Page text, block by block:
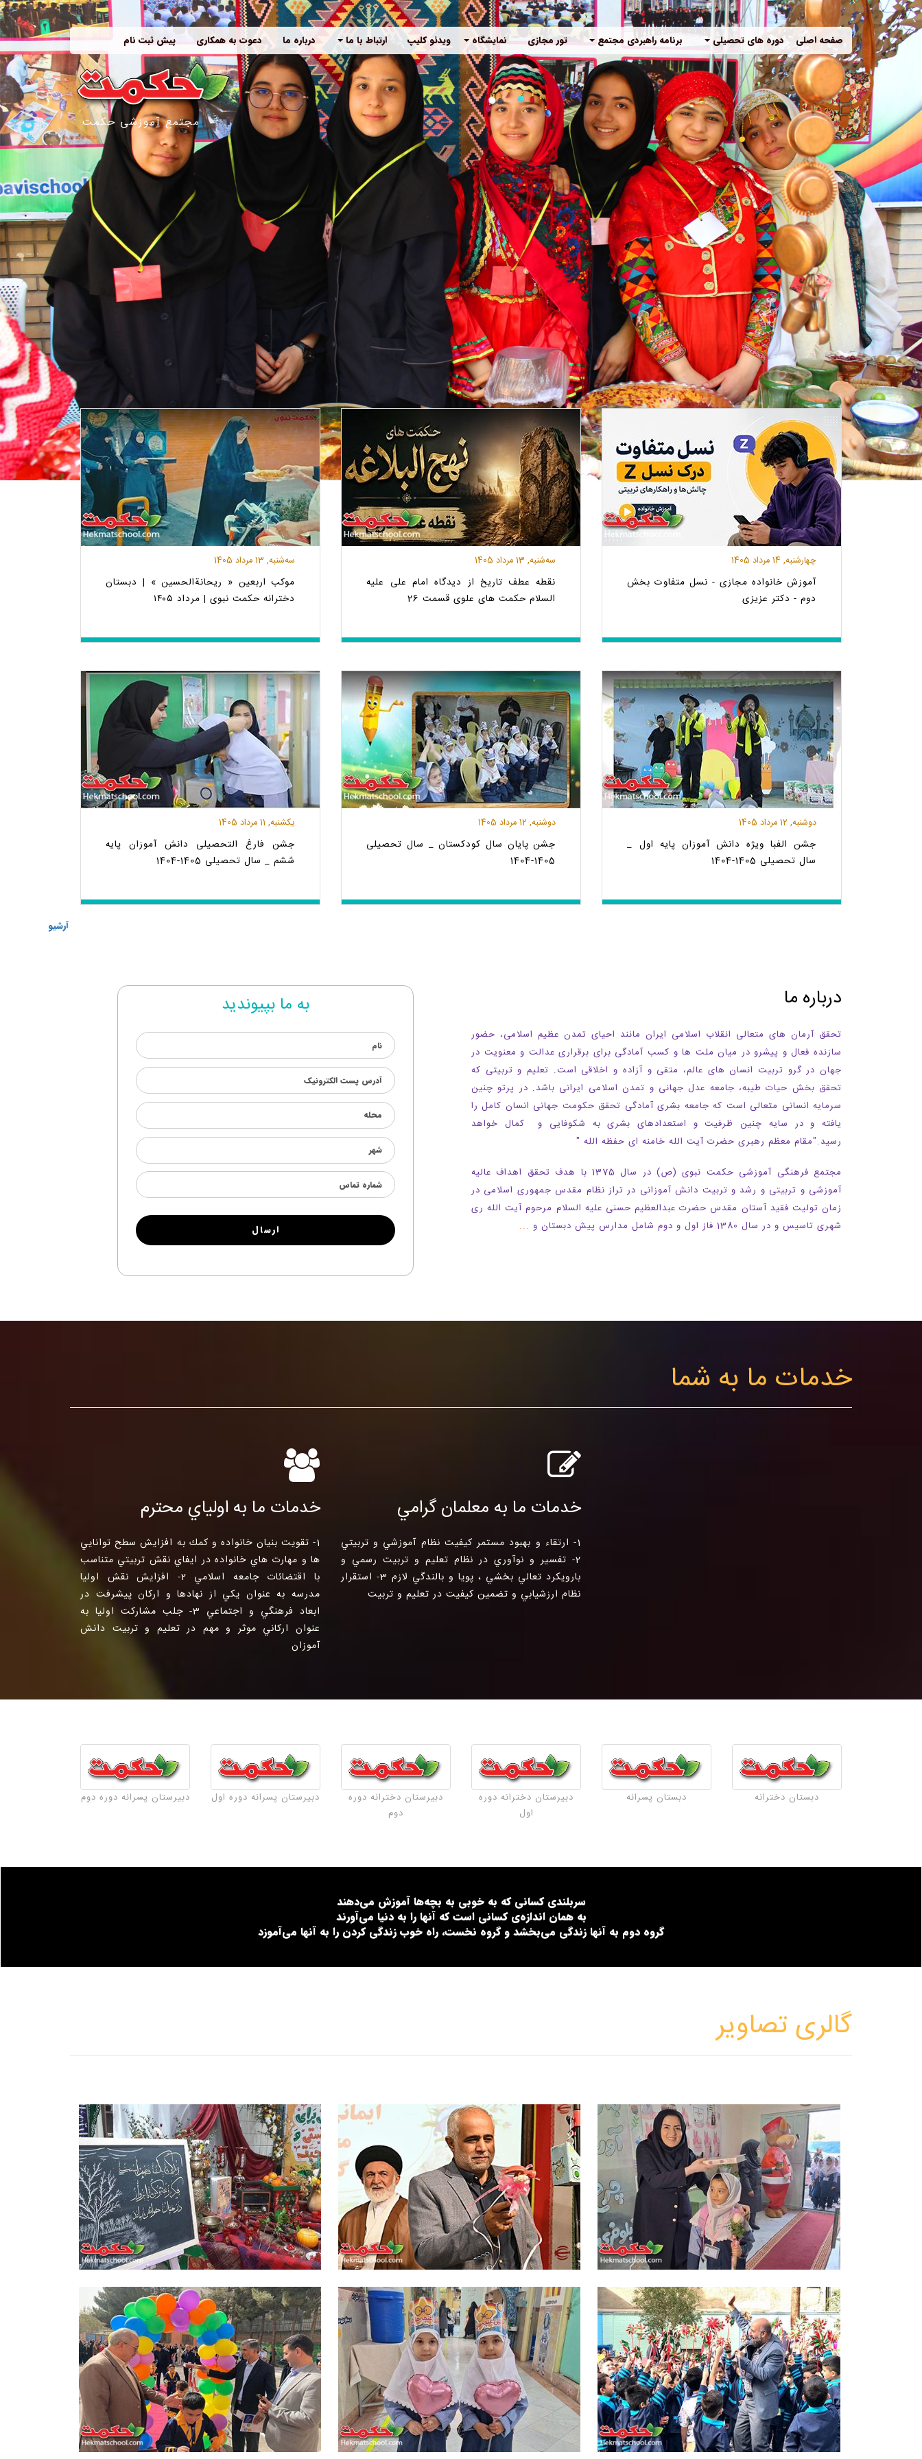
مجتمع آموزشی حکمت
صفحه اصلی دوره های تحصیلی برنامه راهبردی مجتمع تور مجازی نمایشگاه ویدئو کلیپ ارتباط با ما درباره ما دعوت به همکاری پیش ثبت نام
چهارشنبه, 14 مرداد 1405
آموزش خانواده مجازی - نسل متفاوت بخش
دوم - دکتر عزیزی
ﺳﻪشنبه, 13 مرداد 1405
نقطه عطف تاریخ از دیدگاه امام علی علیه
السلام حکمت های علوی قسمت 26
ﺳﻪشنبه, 13 مرداد 1405
موکب اربعین « ریحانة‌الحسین » | دبستان
دخترانه حکمت نبوی | مرداد ۱۴۰۵
دوشنبه, 12 مرداد 1405
جشن الفبا ویژه دانش آموزان پایه اول _
سال تحصیلی 1405-1404
دوشنبه, 12 مرداد 1405
جشن پایان سال کودکستان _ سال تحصیلی
1405-1404
یکشنبه, 11 مرداد 1405
جشن فارغ التحصیلی دانش آموزان پایه
ششم _ سال تحصیلی 1405-1404
آرشیو
به ما بپیوندید درباره ما
تحقق آرمان های متعالی انقلاب اسلامی ایران مانند احیای تمدن عظیم اسلامی، حضور
سازنده فعال و پیشرو در میان ملت ها و کسب آمادگی برای برقراری عدالت و معنویت در
جهان در گرو تربیت انسان های عالم، متقی و آزاده و اخلاقی است. تعلیم و تربیتی که
تحقق بخش حیات طیبه، جامعه عدل جهانی و تمدن اسلامی ایرانی باشد. در پرتو چنین
سرمایه انسانی متعالی است که جامعه بشری آمادگی تحقق حکومت جهانی انسان کامل را
یافته و در سایه چنین ظرفیت و استعدادهای بشری به شکوفایی و کمال خواهد
رسید."مقام معظم رهبری حضرت آیت الله خامنه ای حفظه الله "
مجتمع فرهنگی آموزشی حکمت نبوی (ص) در سال 1375 با هدف تحقق اهداف عالیه
آموزشی و تربیتی و رشد و تربیت دانش آموزانی در تراز نظام مقدس جمهوری اسلامی در
زمان تولیت فقید آستان مقدس حضرت عبدالعظیم حسنی علیه السلام مرحوم آیت الله ری
شهری تاسیس و در سال 1380 فاز اول و دوم شامل مدارس پیش دبستان و
...
خدمات ما به شما
خدمات ما به اولياي محترم
1- تقويت بنيان خانواده و كمك به افزايش سطح توانايي
ها و مهارت هاي خانواده در ايفاي نقش تربيتي متناسب
با اقتضائات جامعه اسلامي 2- افزايش نقش اوليا
مدرسه به عنوان يكي از نهادها و اركان پيشرفت در
ابعاد فرهنگي و اجتماعي 3- جلب مشاركت اوليا به
عنوان اركاني موثر و مهم در تعليم و تربيت دانش
آموزان
خدمات ما به معلمان گرامي
1- ارتقاء و بهبود مستمر كيفيت نظام آموزشي و تربيتي
2- تفسير و نوآوري در نظام تعليم و تربيت رسمي و
بارويكرد تعالي بخشي ، پويا و بالندگي لازم 3- استقرار
نظام ارزشيابي و تضمين كيفيت در تعليم و تربيت
دبیرستان پسرانه دوره دوم دبیرستان پسرانه دوره اول
دبیرستان دخترانه دوره
دوم
دبیرستان دخترانه دوره
اول
دبستان پسرانه دبستان دخترانه
سربلندی کسانی که به خوبی به بچه‌ها آموزش می‌دهند
به همان اندازه‌ی کسانی است که آنها را به دنیا می‌آورند
گروه دوم به آنها زندگی می‌بخشد و گروه نخست، راه خوب زندگی کردن را به آنها می‌آموزد
گالری تصاویر
برگزاری جشن یلدا در مدارس حکمت
نبوی
همزمان با فرارسیدن شب یلدا، جشن شب چله با
حضور دانش‌آموزان در مدارس پسرانه و دخترانه
حکمت نبوی برگزار شد.
نواختن زنگ آغاز سال تحصیلی توسط
حجت‌الاسلام قاضی‌عسکر و پدر شهید
شهریاری
آغاز سال تحصیلی 404-405
جشن شکوفه ها دبستان دخترانه
حکمت نبوی
جشن شکوفه ها دبستان دخترانه حکمت نبوی